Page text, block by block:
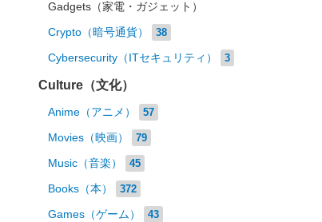
Gadgets（家電・ガジェット）
Crypto（暗号通貨） 38
Cybersecurity（ITセキュリティ） 3
Culture（文化）
Anime（アニメ） 57
Movies（映画） 79
Music（音楽） 45
Books（本） 372
Games（ゲーム） 43